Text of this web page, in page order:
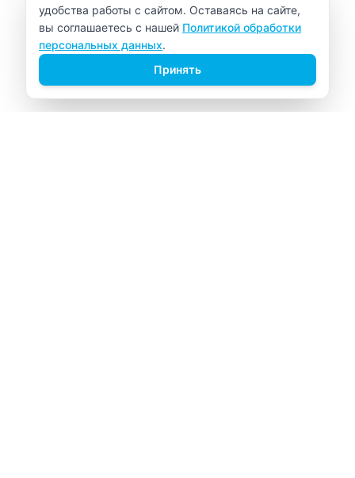
удобства работы с сайтом. Оставаясь на сайте,
вы соглашаетесь с нашей Политикой обработки
персональных данных.
Принять